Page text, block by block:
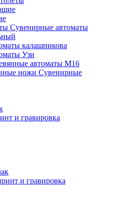
Сувенирные автоматы
калашникова
Узи
автоматы М16
Сувенирные
и гравировка
и гравировка